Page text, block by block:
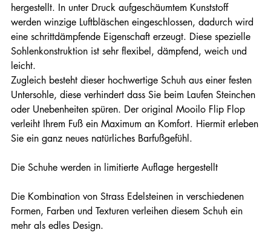
hergestellt. In unter Druck aufgeschäumtem Kunststoff
werden winzige Luftbläschen eingeschlossen, dadurch wird
eine schrittdämpfende Eigenschaft erzeugt. Diese spezielle
Sohlenkonstruktion ist sehr flexibel, dämpfend, weich und
leicht.
Zugleich besteht dieser hochwertige Schuh aus einer festen
Untersohle, diese verhindert dass Sie beim Laufen Steinchen
oder Unebenheiten spüren. Der original Mooilo Flip Flop
verleiht Ihrem Fuß ein Maximum an Komfort. Hiermit erleben
Sie ein ganz neues natürliches Barfußgefühl.
Die Schuhe werden in limitierte Auflage hergestellt
Die Kombination von Strass Edelsteinen in verschiedenen
Formen, Farben und Texturen verleihen diesem Schuh ein
mehr als edles Design.